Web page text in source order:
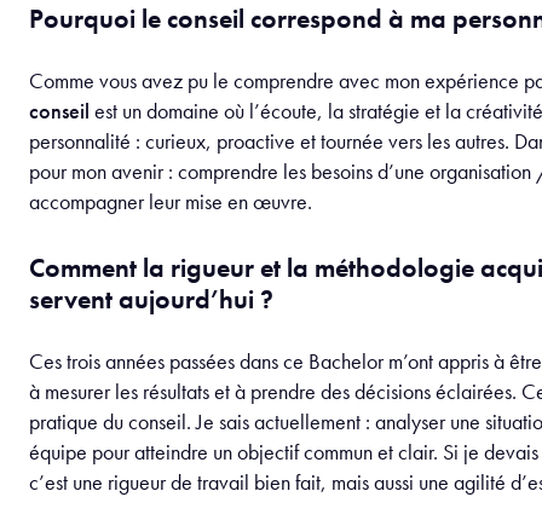
Pourquoi le conseil correspond à ma
Comme vous avez pu le comprendre avec mon expérience
conseil est un domaine où l’écoute, la stratégie et la
personnalité : curieux, proactive et tournée vers les autres.
pour mon avenir : comprendre les besoins d’une
accompagner leur mise en œuvre.
Comment la rigueur et la méthodologie
servent aujourd’hui ?
Ces trois années passées dans ce Bachelor m’ont appris à
à mesurer les résultats et à prendre des décisions éclairées.
pratique du conseil. Je sais actuellement : analyser une
équipe pour atteindre un objectif commun et clair. Si je
c’est une rigueur de travail bien fait, mais aussi une agilité